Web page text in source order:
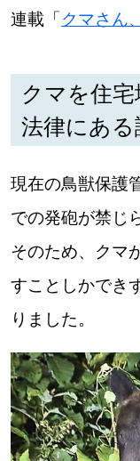
連載「クマさん
クマを住
法律にある
現在の鳥獣保護
での発砲が禁じ
そのため、クマ
すことしかでき
りました。